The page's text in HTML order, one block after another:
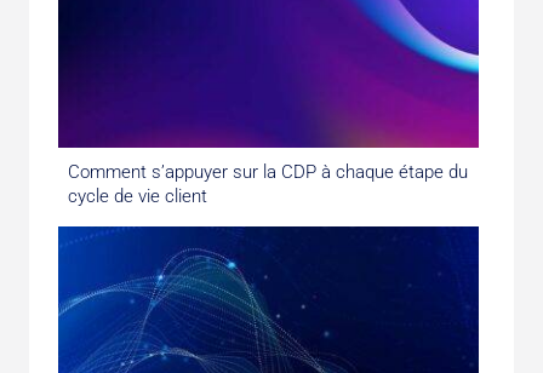
Comment s’appuyer sur la CDP à chaque étape du
cycle de vie client